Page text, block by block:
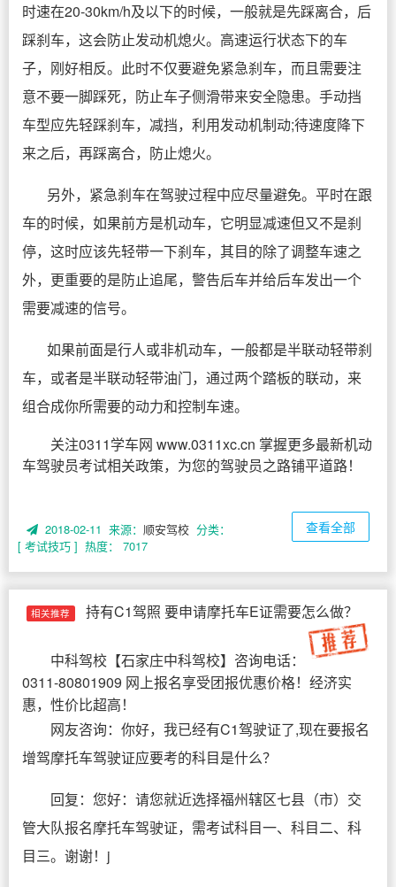
时速在20-30km/h及以下的时候，一般就是先踩离合，后
踩刹车，这会防止发动机熄火。高速运行状态下的车
子，刚好相反。此时不仅要避免紧急刹车，而且需要注
意不要一脚踩死，防止车子侧滑带来安全隐患。手动挡
车型应先轻踩刹车，减挡，利用发动机制动;待速度降下
来之后，再踩离合，防止熄火。
另外，紧急刹车在驾驶过程中应尽量避免。平时在跟
车的时候，如果前方是机动车，它明显减速但又不是刹
停，这时应该先轻带一下刹车，其目的除了调整车速之
外，更重要的是防止追尾，警告后车并给后车发出一个
需要减速的信号。
如果前面是行人或非机动车，一般都是半联动轻带刹
车，或者是半联动轻带油门，通过两个踏板的联动，来
组合成你所需要的动力和控制车速。
关注0311学车网 www.0311xc.cn 掌握更多最新机动
车驾驶员考试相关政策，为您的驾驶员之路铺平道路！
2018-02-11 来源：顺安驾校 分类：
[ 考试技巧 ] 热度： 7017
查看全部
相关推荐 持有C1驾照 要申请摩托车E证需要怎么做？
中科驾校 【石家庄中科驾校】咨询电话：
0311-80801909 网上报名享受团报优惠价格！经济实
惠，性价比超高！
网友咨询：你好，我已经有C1驾驶证了,现在要报名
增驾摩托车驾驶证应要考的科目是什么？
回复：您好：请您就近选择福州辖区七县（市）交
管大队报名摩托车驾驶证，需考试科目一、科目二、科
目三。谢谢！j